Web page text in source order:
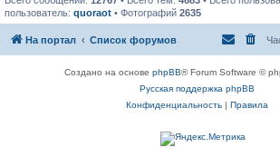
пользователь: quoraot • Фотографий 2635
На портал Список форумов
Создано на основеphpBB® Forum Software ©
Русская поддержка phpBB
Конфиденциальность
Правила